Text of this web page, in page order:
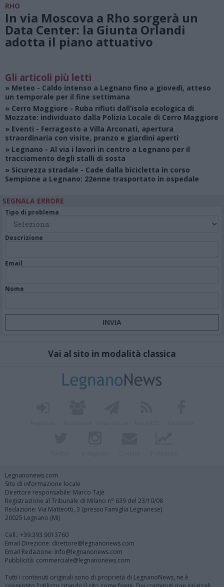
RHO
In via Moscova a Rho sorgerà un
Data Center: la Giunta Orlandi
adotta il piano attuativo
Gli articoli più letti
» Meteo - Caldo intenso a Legnano fino a giovedì, atteso
un temporale per il fine settimana
» Cerro Maggiore - Ruba rifiuti dall’isola ecologica di
Mozzate: individuato dalla Polizia Locale di Cerro Maggiore
» Eventi - Ferragosto a Villa Arconati, apertura
straordinaria con visite, pranzo e giardini aperti
» Legnano - Al via i lavori in centro a Legnano per il
tracciamento degli stalli di sosta
» Sicurezza stradale - Cade dalla bicicletta in corso
Sempione a Legnano: 22enne trasportato in ospedale
SEGNALA ERRORE
Tipo di problema
Descrizione
Email
Nome
Vai al sito in modalità classica
Legnanonews.com
Sito di informazione locale
Direttore responsabile: Marco Tajè
Registrazione al Tribunale di Milano n° 639 del 23/10/08
Redazione: Via Matteotti, 3 (presso Famiglia Legnanese)
20025 Legnano (MI)
Cell.: +39.393.9013760
Email Direzione: direttore@legnanonews.com
Email Redazione: info@legnanonews.com
Pubblicità: commerciale@legnanonews.com
Tutti i contenuti originali sono di proprietà di LegnanoNews, ne è